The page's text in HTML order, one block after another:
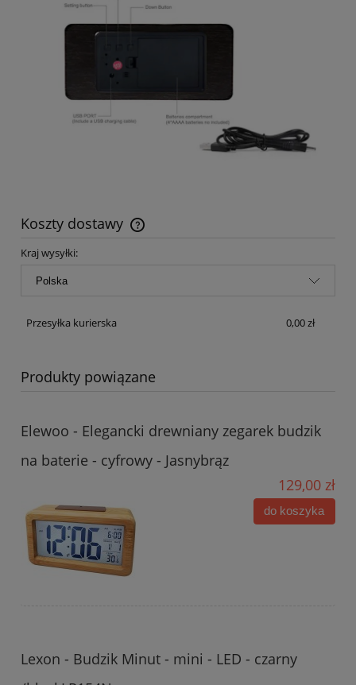
Koszty dostawy
Cena nie zawiera ewentualnych kosztów płatności
Kraj wysyłki:
Przesyłka kurierska 0,00 zł
Produkty powiązane
Elewoo - Elegancki drewniany zegarek budzik
na baterie - cyfrowy - Jasnybrąz
129,00 zł
do koszyka
Lexon - Budzik Minut - mini - LED - czarny